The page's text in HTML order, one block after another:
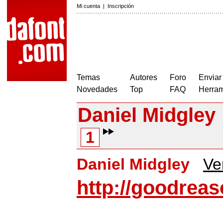
Mi cuenta | Inscripción
Temas
Novedades
Autores
Top
Foro
FAQ
Daniel Midgley
1
Daniel Midgley
http://